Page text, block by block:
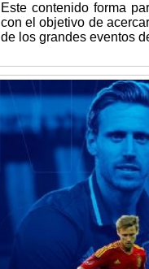
Este contenido forma
con el objetivo de
de los grandes eventos